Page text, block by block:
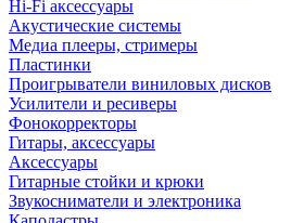
Hi-Fi аксессуары
Акустические системы
Медиа плееры, стримеры
Пластинки
Проигрыватели виниловых дисков
Усилители и ресиверы
Фонокорректоры
Гитары, аксессуары
Аксессуары
Гитарные стойки и крюки
Звукосниматели и электроника